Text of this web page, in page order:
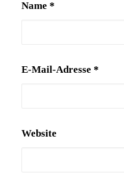
Name *
E-Mail-Adresse *
Website